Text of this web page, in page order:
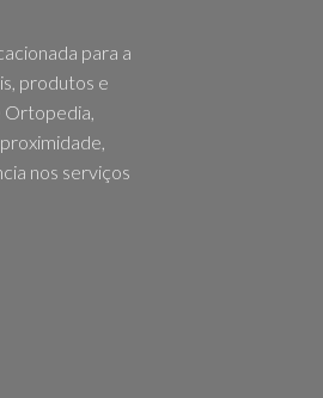
para a
produtos e
nos serviços